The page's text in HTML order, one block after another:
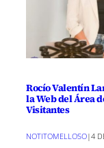
Rocío Valentín
la Web del Área
Visitantes
NOTITOMELLOSO|4